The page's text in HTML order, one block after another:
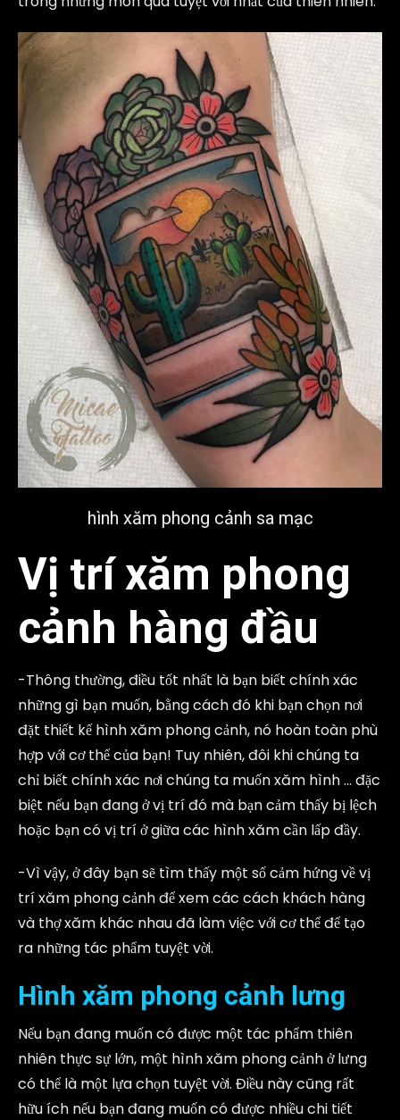
hình xăm phong cảnh sa mạc
Vị trí xăm phong
cảnh hàng đầu
-Thông thường, điều tốt nhất là bạn biết chính xác
những gì bạn muốn, bằng cách đó khi bạn chọn nơi
đặt thiết kế hình xăm phong cảnh, nó hoàn toàn phù
hợp với cơ thể của bạn! Tuy nhiên, đôi khi chúng ta
chỉ biết chính xác nơi chúng ta muốn xăm hình … đặc
biệt nếu bạn đang ở vị trí đó mà bạn cảm thấy bị lệch
hoặc bạn có vị trí ở giữa các hình xăm cần lấp đầy.
-Vì vậy, ở đây bạn sẽ tìm thấy một số cảm hứng về vị
trí xăm phong cảnh để xem các cách khách hàng
và thợ xăm khác nhau đã làm việc với cơ thể để tạo
ra những tác phẩm tuyệt vời.
Hình xăm phong cảnh lưng
Nếu bạn đang muốn có được một tác phẩm thiên
nhiên thực sự lớn, một hình xăm phong cảnh ở lưng
có thể là một lựa chọn tuyệt vời. Điều này cũng rất
hữu ích nếu bạn đang muốn có được nhiều chi tiết